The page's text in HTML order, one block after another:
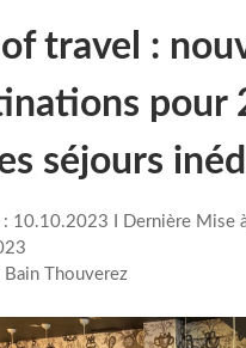
travel :
pour
séjours
: 10.10.2023 I Dernière Mise
Bain Thouverez